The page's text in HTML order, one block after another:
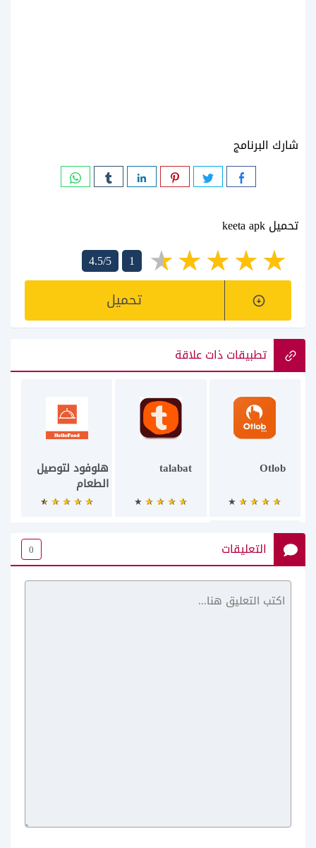
شارك البرنامج
تحميل keeta apk
4.5/5
1
تحميل
تطبيقات ذات علاقة
Otlob
talabat هلوفود لتوصيل
الطعام
McDonalds UAE
التعليقات 0